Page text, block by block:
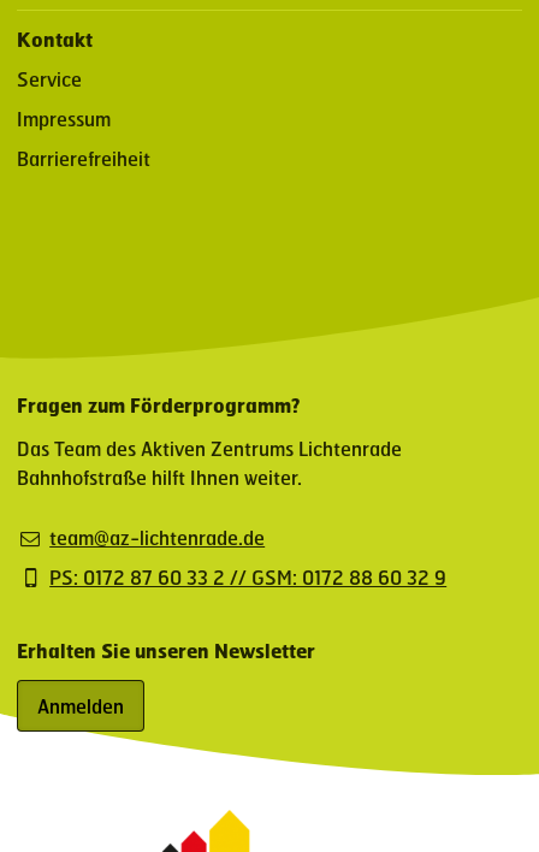
Kontakt
Service
Impressum
Barrierefreiheit
Fragen zum Förderprogramm?
Das Team des Aktiven Zentrums Lichtenrade
Bahnhofstraße hilft Ihnen weiter.
team@az-lichtenrade.de
PS: 0172 87 60 33 2 // GSM: 0172 88 60 32 9
Erhalten Sie unseren Newsletter